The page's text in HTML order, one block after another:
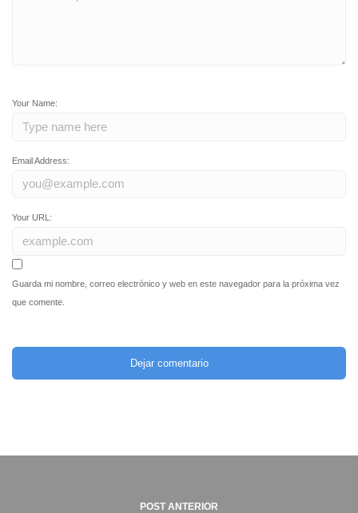
Your Name:
Email Address:
Your URL:
Guarda mi nombre, correo electrónico y web en este navegador para la próxima vez
que comente.
POST ANTERIOR